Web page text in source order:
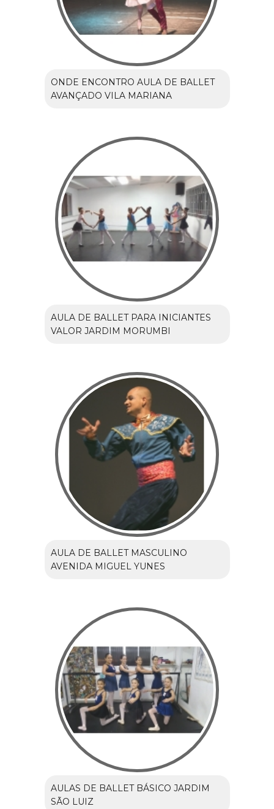
ONDE ENCONTRO AULA DE BALLET
AVANÇADO VILA MARIANA
AULA DE BALLET PARA INICIANTES
VALOR JARDIM MORUMBI
AULA DE BALLET MASCULINO
AVENIDA MIGUEL YUNES
AULAS DE BALLET BÁSICO JARDIM
SÃO LUIZ